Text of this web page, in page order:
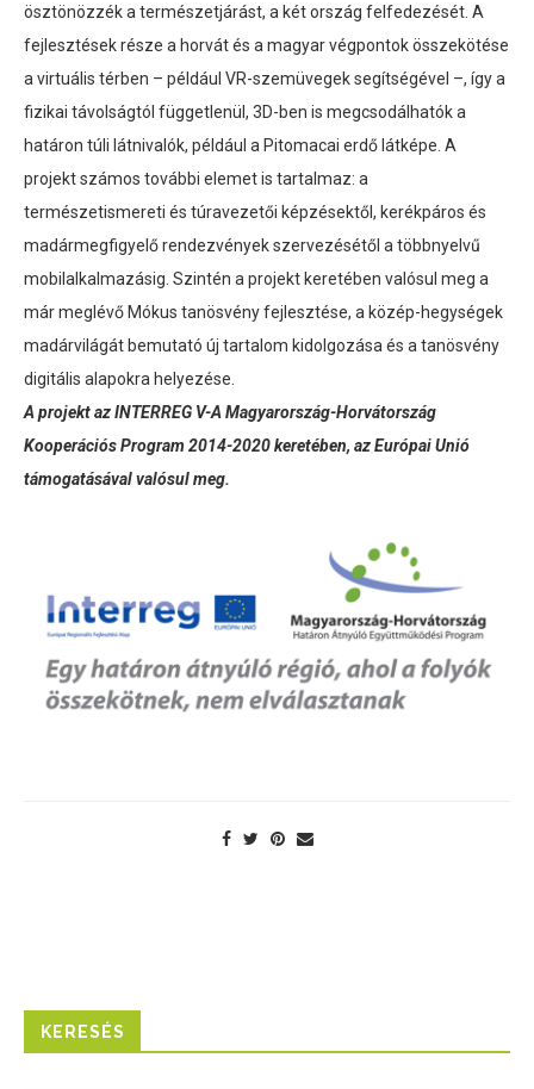
ösztönözzék a természetjárást, a két ország felfedezését. A
fejlesztések része a horvát és a magyar végpontok összekötése
a virtuális térben – például VR-szemüvegek segítségével –, így a
fizikai távolságtól függetlenül, 3D-ben is megcsodálhatók a
határon túli látnivalók, például a Pitomacai erdő látképe. A
projekt számos további elemet is tartalmaz: a
természetismereti és túravezetői képzésektől, kerékpáros és
madármegfigyelő rendezvények szervezésétől a többnyelvű
mobilalkalmazásig. Szintén a projekt keretében valósul meg a
már meglévő Mókus tanösvény fejlesztése, a közép-hegységek
madárvilágát bemutató új tartalom kidolgozása és a tanösvény
digitális alapokra helyezése.
A projekt az INTERREG V-A Magyarország-Horvátország
Kooperációs Program 2014-2020 keretében, az Európai Unió
támogatásával valósul meg.
KERESÉS